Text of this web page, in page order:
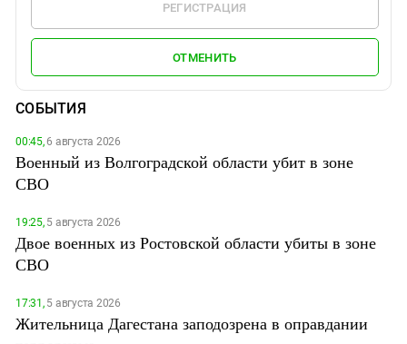
РЕГИСТРАЦИЯ
ОТМЕНИТЬ
СОБЫТИЯ
00:45,6 августа 2026
Военный из Волгоградской области убит в зоне
СВО
19:25,5 августа 2026
Двое военных из Ростовской области убиты в зоне
СВО
17:31,5 августа 2026
Жительница Дагестана заподозрена в оправдании